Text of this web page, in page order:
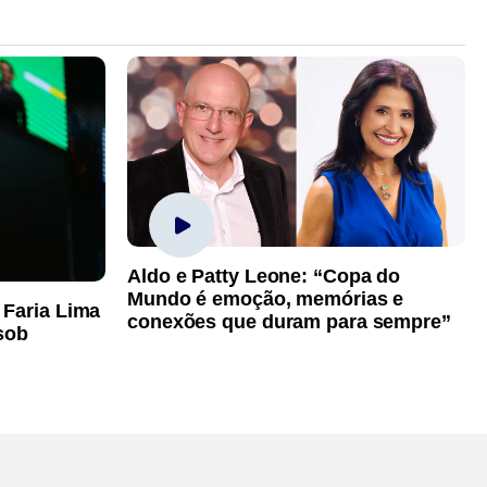
Lima
Aldo e Patty Leone: “Copa do
Mundo é emoção, memórias e
conexões que duram para sempre”